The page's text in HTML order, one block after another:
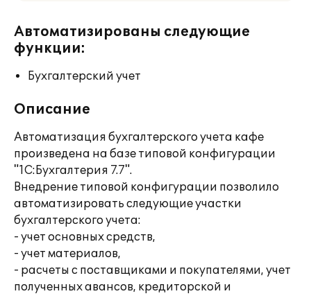
Автоматизированы следующие
функции:
Бухгалтерский учет
Описание
Автоматизация бухгалтерского учета кафе
произведена на базе типовой конфигурации
"1С:Бухгалтерия 7.7".
Внедрение типовой конфигурации позволило
автоматизировать следующие участки
бухгалтерского учета:
- учет основных средств,
- учет материалов,
- расчеты с поставщиками и покупателями, учет
полученных авансов, кредиторской и